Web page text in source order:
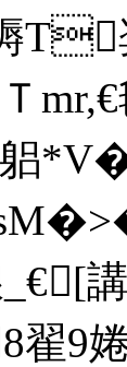
T
講
9